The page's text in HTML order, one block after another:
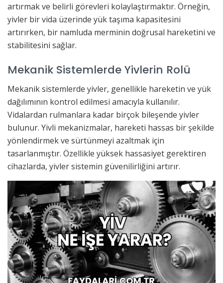
artırmak ve belirli görevleri kolaylaştırmaktır. Örneğin,
yivler bir vida üzerinde yük taşıma kapasitesini
artırırken, bir namluda merminin doğrusal hareketini ve
stabilitesini sağlar.
Mekanik Sistemlerde Yivlerin Rolü
Mekanik sistemlerde yivler, genellikle hareketin ve yük
dağılımının kontrol edilmesi amacıyla kullanılır.
Vidalardan rulmanlara kadar birçok bileşende yivler
bulunur. Yivli mekanizmalar, hareketi hassas bir şekilde
yönlendirmek ve sürtünmeyi azaltmak için
tasarlanmıştır. Özellikle yüksek hassasiyet gerektiren
cihazlarda, yivler sistemin güvenilirliğini artırır.